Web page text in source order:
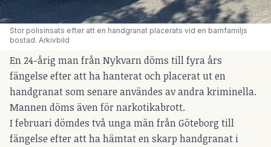
Stor polisinsats efter att en handgranat placerats vid en barnfamiljs
bostad. Arkivbild
En 24-årig man från Nykvarn döms till fyra års
fängelse efter att ha hanterat och placerat ut en
handgranat som senare användes av andra kriminella.
Mannen döms även för narkotikabrott.
I februari dömdes två unga män från Göteborg till
fängelse efter att hahämtat en skarp handgranat i